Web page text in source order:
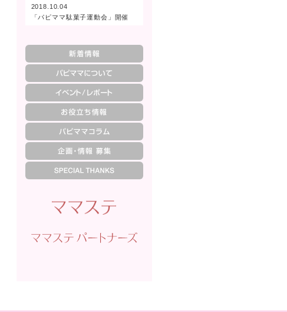
2018.10.04
「パピママ駄菓子運動会」開催